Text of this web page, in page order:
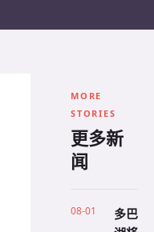
MORE
STORIES
更多新
闻
08-01
多巴